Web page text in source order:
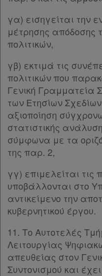
γα) εισηγείται την
μέτρησης απόδοσης
πολιτικών,
γβ) εκτιμά τις
πολιτικών που
Γενική Γραμματεία
των Ετησίων
αξιοποίηση
στατιστικής
σύμφωνα με τα
της παρ. 2,
γγ) επιμελείται τις
υποβάλλονται στο
αντικείμενο την
κυβερνητικού έργου.
11. Το Αυτοτελές
Λειτουργίας
απευθείας στον
Συντονισμού και